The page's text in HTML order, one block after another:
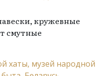
кружевные
смутные